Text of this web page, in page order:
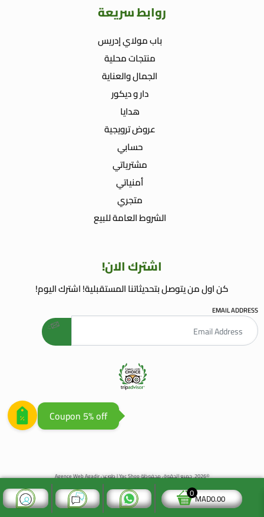
روابط سريعة
باب مولاي إدريس
منتجات محلية
الجمال والعناية
دار و ديكور
هدايا
عروض ترويجية
حسابي
مشترياتي
أمنياتي
متجري
الشروط العامة للبيع
اشترك الان!
كن اول من يتوصل بتحديثاتنا المستقبلية! اشترك اليوم!
EMAIL ADDRESS
©2026. جميع الحقوق محفوظة Yac Shop | طورعن Agence Web Agadir
MAD0.00
0
welcome gift
Coupon 5% off